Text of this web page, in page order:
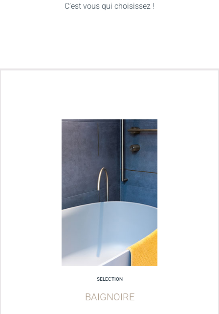
C’est vous qui choisissez !
SELECTION
BAIGNOIRE